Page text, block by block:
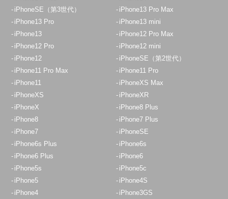
iPhoneSE（第3世代）
iPhone13 Pro Max
iPhone13 Pro
iPhone13 mini
iPhone13
iPhone12 Pro Max
iPhone12 Pro
iPhone12 mini
iPhone12
iPhoneSE（第2世代）
iPhone11 Pro Max
iPhone11 Pro
iPhone11
iPhoneXS Max
iPhoneXS
iPhoneXR
iPhoneX
iPhone8 Plus
iPhone8
iPhone7 Plus
iPhone7
iPhoneSE
iPhone6s Plus
iPhone6s
iPhone6 Plus
iPhone6
iPhone5s
iPhone5c
iPhone5
iPhone4S
iPhone4
iPhone3GS